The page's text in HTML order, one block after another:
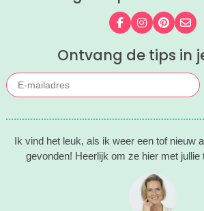
Volg ons op
Volg ons op
VolgMail
Ontvang de tips in
Ik vind het leuk, als ik weer een tof nieuw
gevonden! Heerlijk om ze hier met jullie